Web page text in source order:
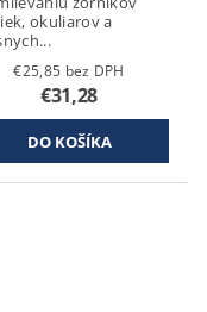
okuliarov a
€25,85 bez DPH
€31,28